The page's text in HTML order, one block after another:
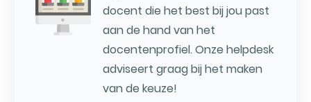
docent die het best bij jou past
aan de hand van het
docentenprofiel. Onze helpdesk
adviseert graag bij het maken
van de keuze!